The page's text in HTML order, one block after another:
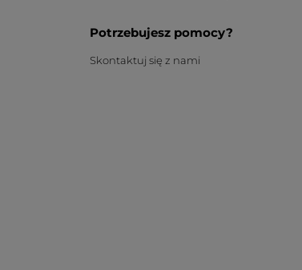
Potrzebujesz pomocy?
Skontaktuj się z nami